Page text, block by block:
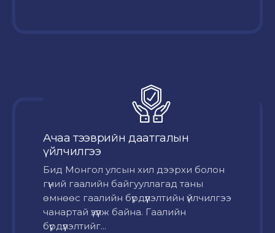
Ачаа тээврийн даатгалын
үйлчилгээ
Бид Монгол улсын хил дээрхи болон
гүний гаалийн байгууллагад таны
өмнөөс гаалийн бүрдүүлэлтийн үйлчилгээ
чанартай үзүүлж байна. Гаалийн
бүрдүүлэлтийг...